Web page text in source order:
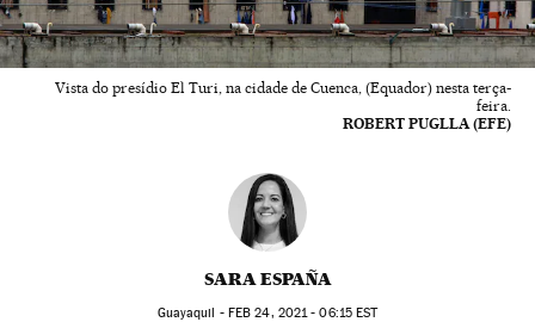
Vista do presídio El Turi, na cidade de Cuenca, (Equador) nesta terça-
feira.
ROBERT PUGLLA (EFE)
SARA ESPAÑA
Guayaquil - FEB 24, 2021 - 06:15EST